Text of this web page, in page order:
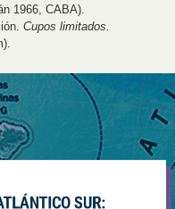
1966, CABA).
Cupos limitados.